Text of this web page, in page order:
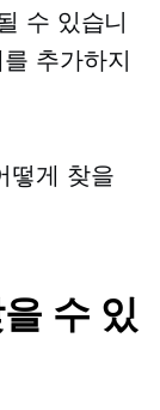
수 있습니
추가하지
떻게 찾을
수 있